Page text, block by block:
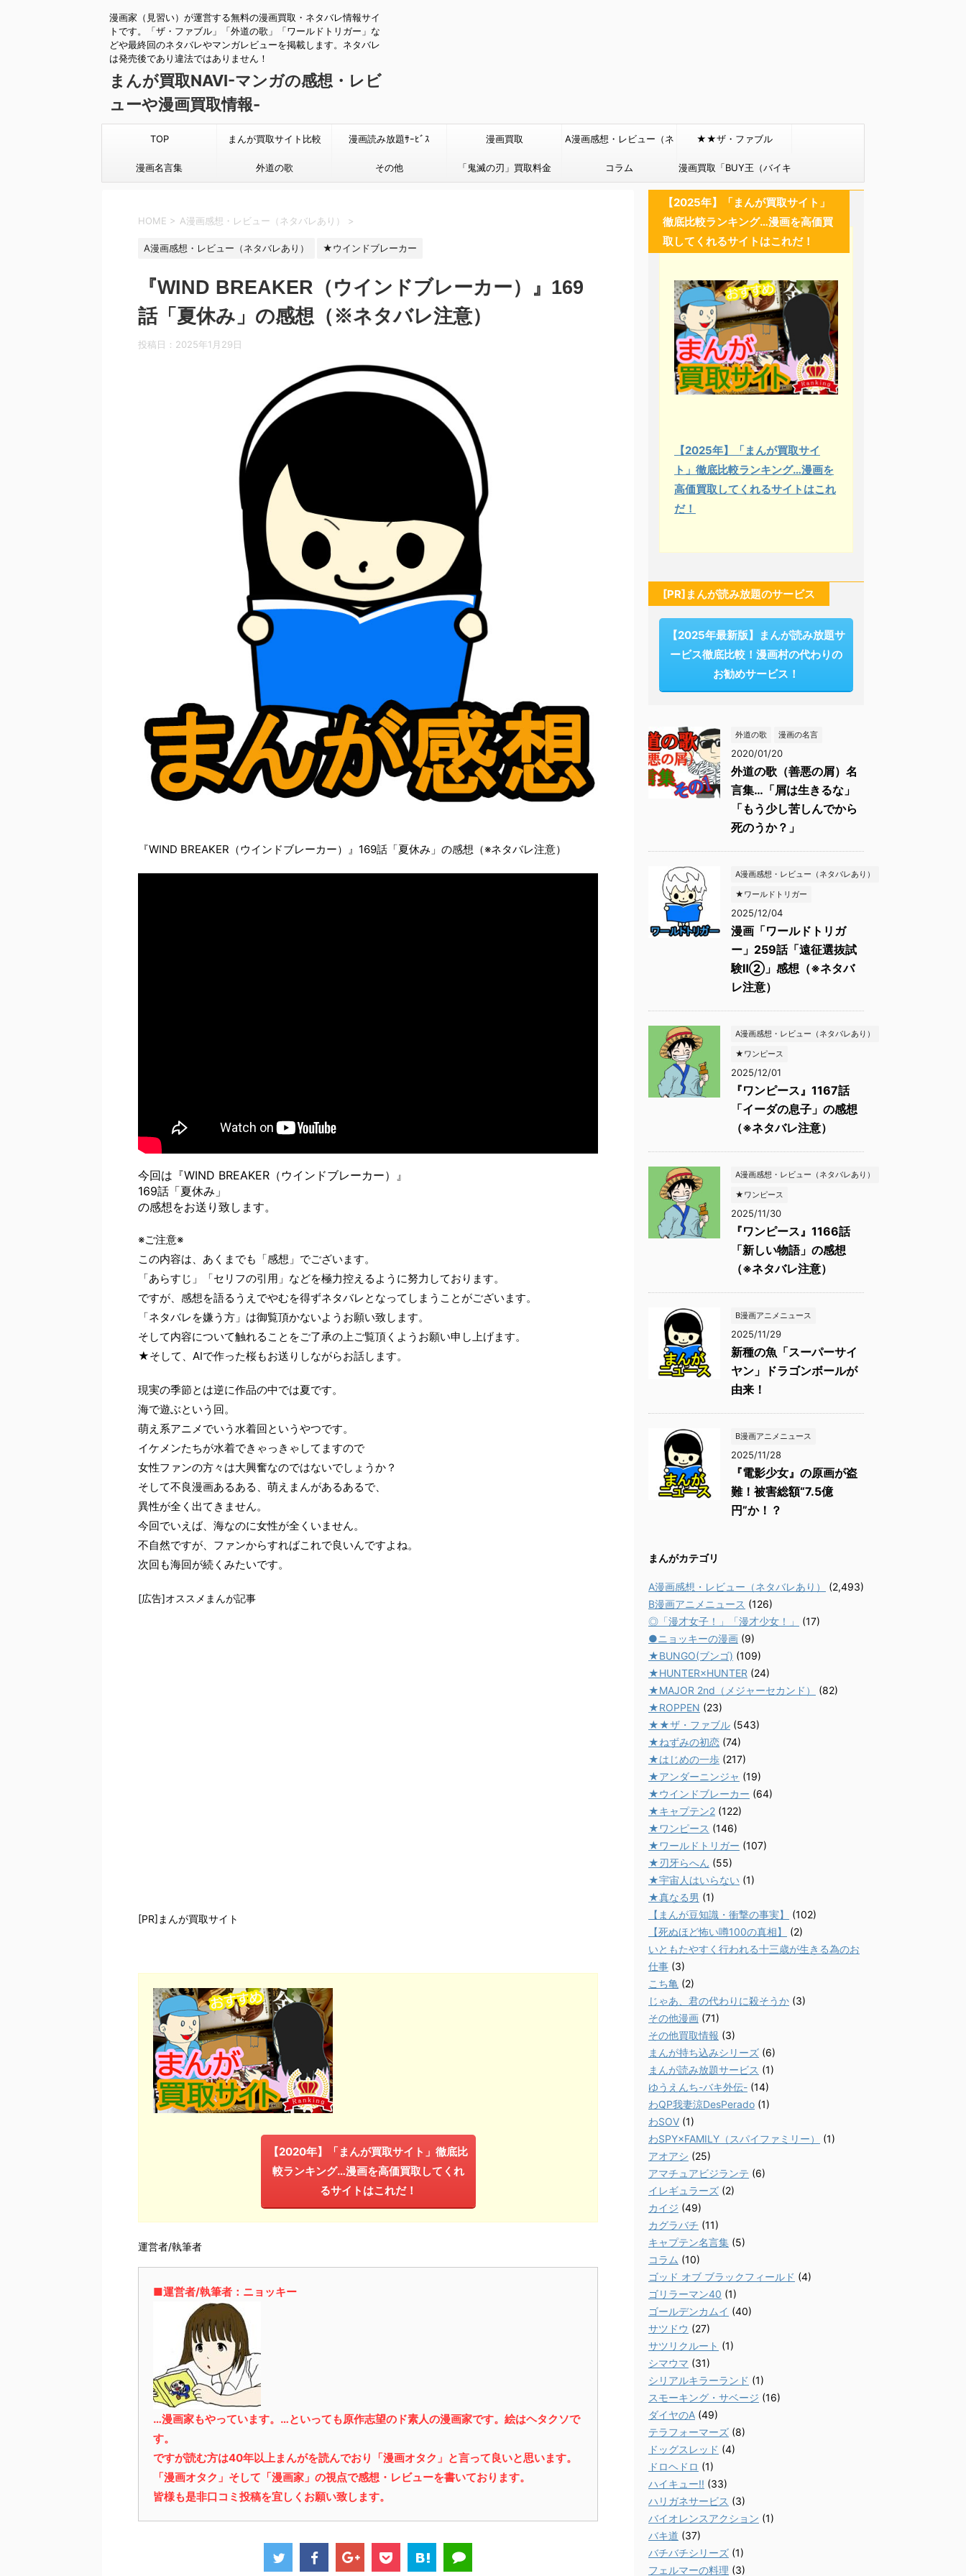
漫画家（見習い）が運営する無料の漫画買取・ネタバレ情報サイ
トです。「ザ・ファブル」「外道の歌」「ワールドトリガー」な
どや最終回のネタバレやマンガレビューを掲載します。ネタバレ
は発売後であり違法ではありません！
まんが買取NAVI-マンガの感想・レビ
ューや漫画買取情報-
TOP まんが買取サイト比較 漫画読み放題ｻｰﾋﾞｽ 漫画買取 A漫画感想・レビュー（ネ
タバレあり）
★★ザ・ファブル
漫画名言集 外道の歌 その他 「鬼滅の刃」買取料金 コラム 漫画買取「BUY王（バイキ
ング）」
HOME > A漫画感想・レビュー（ネタバレあり） >
A漫画感想・レビュー（ネタバレあり） ★ウインドブレーカー
『WIND BREAKER（ウインドブレーカー）』169
話「夏休み」の感想（※ネタバレ注意）
投稿日： 2025年1月29日
『WIND BREAKER（ウインドブレーカー）』169話「夏休み」の感想（※ネタバレ注意）
今回は『WIND BREAKER（ウインドブレーカー）』
169話「夏休み」
の感想をお送り致します。
※ご注意※
この内容は、あくまでも「感想」でございます。
「あらすじ」「セリフの引用」などを極力控えるように努力しております。
ですが、感想を語るうえでやむを得ずネタバレとなってしまうことがございます。
「ネタバレを嫌う方」は御覧頂かないようお願い致します。
そして内容について触れることをご了承の上ご覧頂くようお願い申し上げます。
★そして、AIで作った桜もお送りしながらお話します。
現実の季節とは逆に作品の中では夏です。
海で遊ぶという回。
萌え系アニメでいう水着回というやつです。
イケメンたちが水着できゃっきゃしてますので
女性ファンの方々は大興奮なのではないでしょうか？
そして不良漫画あるある、萌えまんがあるあるで、
異性が全く出てきません。
今回でいえば、海なのに女性が全くいません。
不自然ですが、ファンからすればこれで良いんですよね。
次回も海回が続くみたいです。
[広告]オススメまんが記事
[PR]まんが買取サイト
【2020年】「まんが買取サイト」徹底比
較ランキング…漫画を高価買取してくれ
るサイトはこれだ！
運営者/執筆者
■運営者/執筆者：ニョッキー
…漫画家もやっています。…といっても原作志望のド素人の漫画家です。絵はヘタクソで
す。
ですが読む方は40年以上まんがを読んでおり「漫画オタク」と言って良いと思います。
「漫画オタク」そして「漫画家」の視点で感想・レビューを書いております。
皆様も是非口コミ投稿を宜しくお願い致します。
【2025年】「まんが買取サイト」
徹底比較ランキング…漫画を高価買
取してくれるサイトはこれだ！
【2025年】「まんが買取サイ
ト」徹底比較ランキング…漫画を
高価買取してくれるサイトはこれ
だ！
[PR]まんが読み放題のサービス
【2025年最新版】まんが読み放題サ
ービス徹底比較！漫画村の代わりの
お勧めサービス！
外道の歌 漫画の名言
2020/01/20
外道の歌（善悪の屑）名
言集…「屑は生きるな」
「もう少し苦しんでから
死のうか？」
A漫画感想・レビュー（ネタバレあり）
★ワールドトリガー
2025/12/04
漫画「ワールドトリガ
ー」259話「遠征選抜試
験Ⅱ②」感想（※ネタバ
レ注意）
A漫画感想・レビュー（ネタバレあり）
★ワンピース
2025/12/01
『ワンピース』1167話
「イーダの息子」の感想
（※ネタバレ注意）
A漫画感想・レビュー（ネタバレあり）
★ワンピース
2025/11/30
『ワンピース』1166話
「新しい物語」の感想
（※ネタバレ注意）
B漫画アニメニュース
2025/11/29
新種の魚「スーパーサイ
ヤン」ドラゴンボールが
由来！
B漫画アニメニュース
2025/11/28
『電影少女』の原画が盗
難！被害総額“7.5億
円”か！？
まんがカテゴリ
A漫画感想・レビュー（ネタバレあり）
(2,493)
B漫画アニメニュース (126)
◎「漫才女子！」「漫才少女！」
(17)
●ニョッキーの漫画 (9)
★BUNGO(ブンゴ) (109)
★HUNTER×HUNTER (24)
★MAJOR 2nd（メジャーセカンド）
(82)
★ROPPEN (23)
★★ザ・ファブル (543)
★ねずみの初恋 (74)
★はじめの一歩 (217)
★アンダーニンジャ (19)
★ウインドブレーカー (64)
★キャプテン2 (122)
★ワンピース (146)
★ワールドトリガー (107)
★刃牙らへん (55)
★宇宙人はいらない (1)
★真なる男 (1)
【まんが豆知識・衝撃の事実】
(102)
【死ぬほど怖い噂100の真相】
(2)
いともたやすく行われる十三歳が生きる為のお
仕事 (3)
こち亀 (2)
じゃあ、君の代わりに殺そうか (3)
その他漫画 (71)
その他買取情報 (3)
まんが持ち込みシリーズ (6)
まんが読み放題サービス (1)
ゆうえんち-バキ外伝- (14)
わQP我妻涼DesPerado (1)
わSOV (1)
わSPY×FAMILY（スパイファミリー）
(1)
アオアシ (25)
アマチュアビジランテ (6)
イレギュラーズ (2)
カイジ (49)
カグラバチ (11)
キャプテン名言集 (5)
コラム (10)
ゴッド オブ ブラックフィールド (4)
ゴリラーマン40 (1)
ゴールデンカムイ (40)
サツドウ (27)
サツリクルート (1)
シマウマ (31)
シリアルキラーランド (1)
スモーキング・サベージ (16)
ダイヤのA (49)
テラフォーマーズ (8)
ドッグスレッド (4)
ドロヘドロ (1)
ハイキュー!! (33)
ハリガネサービス (3)
バイオレンスアクション (1)
バキ道 (37)
バチバチシリーズ (1)
フェルマーの料理 (3)